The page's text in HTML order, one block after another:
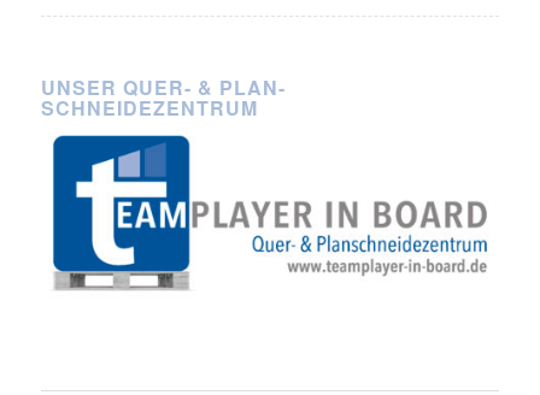
UNSER QUER- & PLAN-
SCHNEIDEZENTRUM